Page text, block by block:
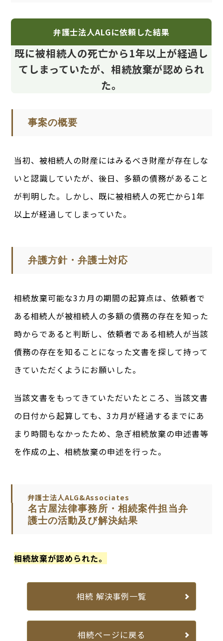
弁護士法人ALGに依頼した結果
既に被相続人の死亡から1年以上が経過し
てしまっていたが、相続放棄が認められ
た。
事案の概要
当初、被相続人の財産にはみるべき財産が存在しな
いと認識していたが、後日、多額の債務があること
が判明した。しかし、既に被相続人の死亡から1年
以上が経過してしまっていた。
弁護方針・弁護士対応
相続放棄可能な3カ月の期間の起算点は、依頼者で
ある相続人が被相続人の多額の債務の存在を知った
時からであると判断し、依頼者である相続人が当該
債務の存在を知ることになった文書を探して持って
きていただくようにお願いした。
当該文書をもってきていただいたところ、当該文書
の日付から起算しても、3カ月が経過するまでにあ
まり時間もなかったため、急ぎ相続放棄の申述書等
を作成の上、相続放棄の申述を行った。
弁護士法人ALG&Associates
名古屋法律事務所・相続案件担当弁
護士の活動及び解決結果
相続放棄が認められた。
相続 解決事例一覧
相続ページに戻る